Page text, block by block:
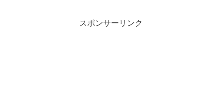
スポンサーリンク